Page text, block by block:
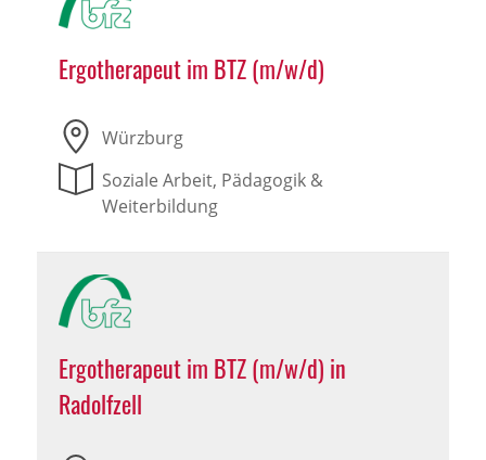
Ergotherapeut im BTZ (m/w/d)
Würzburg
Soziale Arbeit, Pädagogik &
Weiterbildung
Ergotherapeut im BTZ (m/w/d) in
Radolfzell